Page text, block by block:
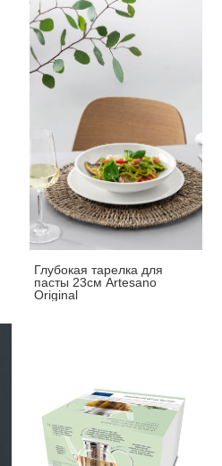
Глубокая тарелка для
пасты 23см Artesano
Original